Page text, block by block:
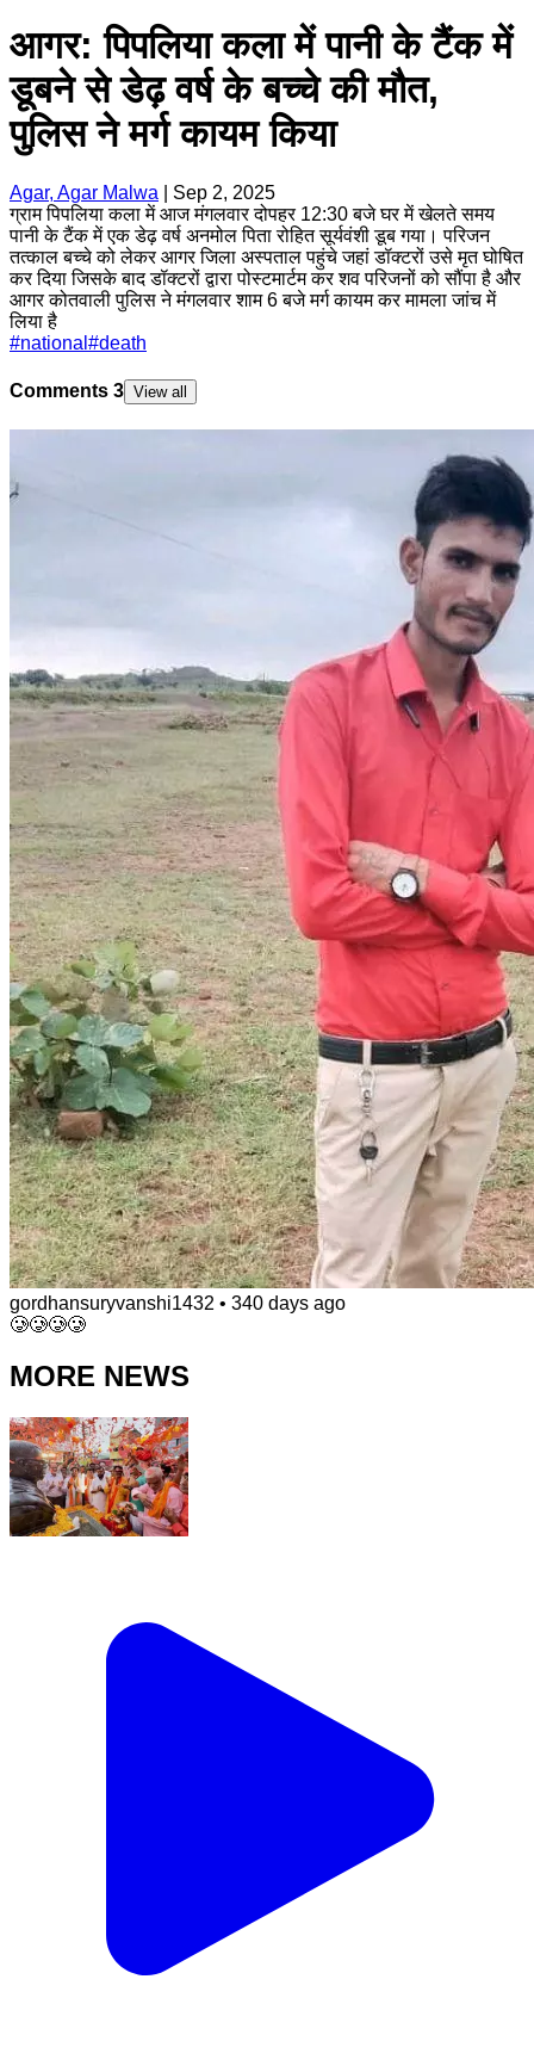
आगर: पिपलिया कला में पानी के टैंक में
डूबने से डेढ़ वर्ष के बच्चे की मौत,
पुलिस ने मर्ग कायम किया
Agar, Agar Malwa
Sep 2, 2025
ग्राम पिपलिया कला में आज मंगलवार दोपहर 12:30 बजे घर में खेलते समय
पानी के टैंक में एक डेढ़ वर्ष अनमोल पिता रोहित सूर्यवंशी डूब गया। परिजन
तत्काल बच्चे को लेकर आगर जिला अस्पताल पहुंचे जहां डॉक्टरों उसे मृत घोषित
कर दिया जिसके बाद डॉक्टरों द्वारा पोस्टमार्टम कर शव परिजनों को सौंपा है और
आगर कोतवाली पुलिस ने मंगलवार शाम 6 बजे मर्ग कायम कर मामला जांच में
लिया है
#national #death
Comments 3 View all
gordhansuryvanshi1432 • 340 days ago
🥲🥲🥲🥲
MORE NEWS